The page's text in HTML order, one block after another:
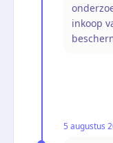
inkoop
5 augustus